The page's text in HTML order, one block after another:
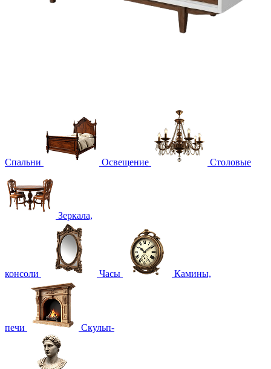
Спальни Освещение Столовые
Зеркала,
консоли Часы Камины,
печи Скульп-